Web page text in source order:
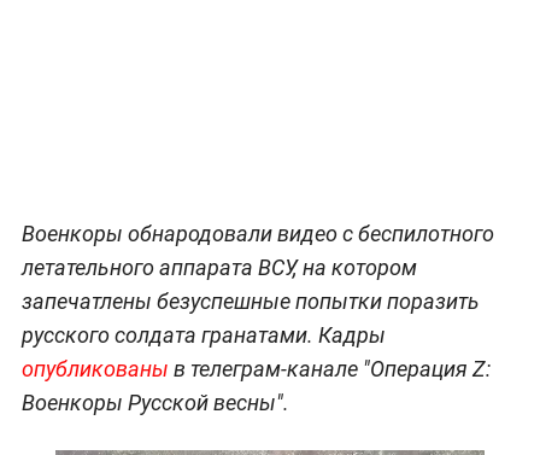
Военкоры обнародовали видео с беспилотного
летательного аппарата ВСУ, на котором
запечатлены безуспешные попытки поразить
русского солдата гранатами. Кадры
опубликованы в телеграм-канале "Операция Z:
Военкоры Русской весны".